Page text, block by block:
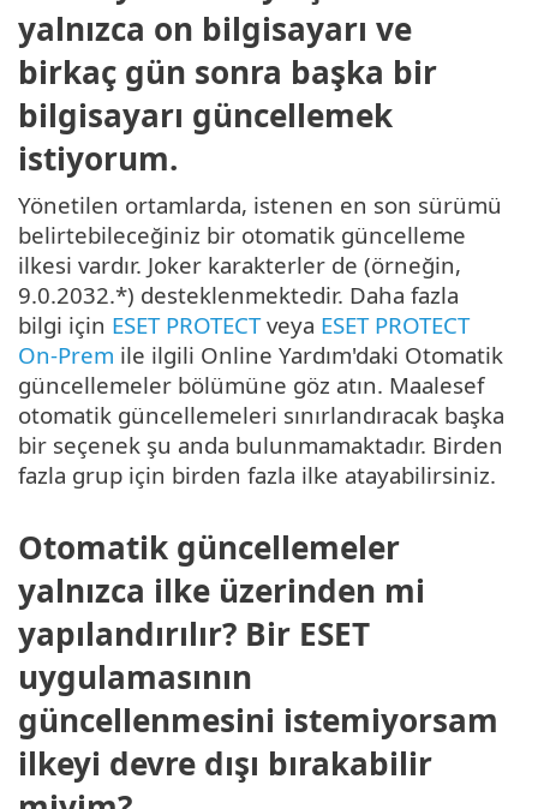
yalnızca on bilgisayarı ve
birkaç gün sonra başka bir
bilgisayarı güncellemek
istiyorum.
Yönetilen ortamlarda, istenen en son sürümü
belirtebileceğiniz bir otomatik güncelleme
ilkesi vardır. Joker karakterler de (örneğin,
9.0.2032.*) desteklenmektedir. Daha fazla
bilgi için ESET PROTECTveya ESET PROTECT
On-Prem ile ilgili Online Yardım'daki Otomatik
güncellemeler bölümüne göz atın. Maalesef
otomatik güncellemeleri sınırlandıracak başka
bir seçenek şu anda bulunmamaktadır. Birden
fazla grup için birden fazla ilke atayabilirsiniz.
Otomatik güncellemeler
yalnızca ilke üzerinden mi
yapılandırılır? Bir ESET
uygulamasının
güncellenmesini istemiyorsam
ilkeyi devre dışı bırakabilir